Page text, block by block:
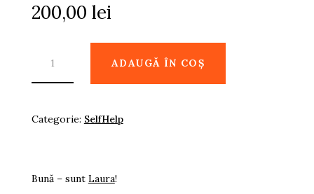
200,00 lei
INSTRUMENTE
DE
ADAUGĂ ÎN COȘ
Categorie: SelfHelp
Bună – sunt Laura!